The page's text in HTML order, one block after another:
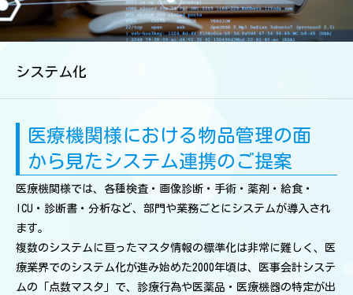
システム化
医療機関様における物品管理の面
から見たシステム連携のご提案
医療機関様では、各種検査・画像診断・手術・薬剤・給食・
ICU・診断書・分析など、部門や業務ごとにシステムが導入され
ます。
複数のシステムに亘ったマスタ情報の標準化は非常に難しく、医
療業界でのシステム化が進み始めた2000年頃は、医事会計システ
ムの「点数マスタ」で、診療行為や医薬品・医療機器の特定が出